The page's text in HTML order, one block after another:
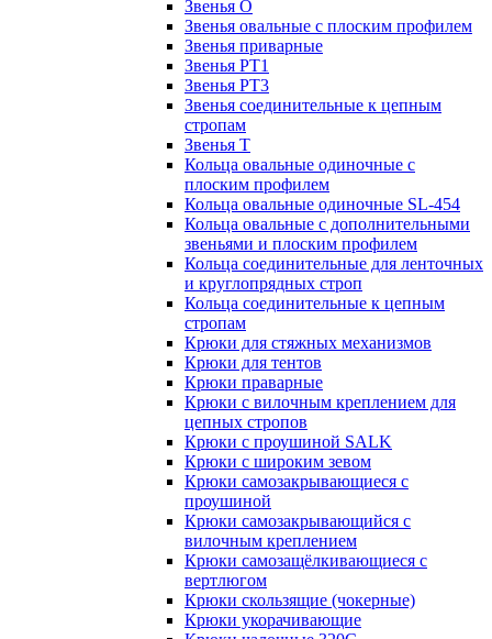
Звенья О
Звенья овальные с плоским профилем
Звенья приварные
Звенья РТ1
Звенья РТ3
Звенья соединительные к цепным
стропам
Звенья Т
Кольца овальные одиночные c
плоским профилем
Кольца овальные одиночные SL-454
Кольца овальные с дополнительными
звеньями и плоским профилем
Кольца соединительные для ленточных
и круглопрядных строп
Кольца соединительные к цепным
стропам
Крюки для стяжных механизмов
Крюки для тентов
Крюки праварные
Крюки с вилочным креплением для
цепных стропов
Крюки с проушиной SALK
Крюки с широким зевом
Крюки самозакрывающиеся с
проушиной
Крюки самозакрывающийся с
вилочным креплением
Крюки самозащёлкивающиеся с
вертлюгом
Крюки скользящие (чокерные)
Крюки укорачивающие